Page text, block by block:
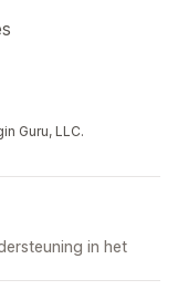
Guru, LLC.
in het